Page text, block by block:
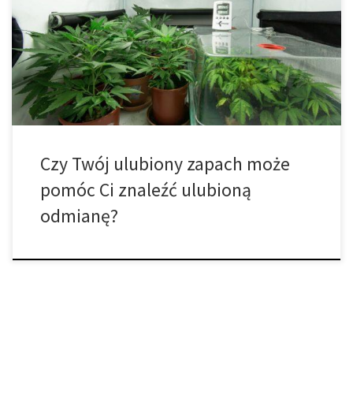
cud, jakim jest CBD, znajdują się terpeny, które również cieszą się
ogromnym zainteresowaniem. Terpeny, dla niewtajemniczonych,
to te cudowne małe związki cannabis, które nadają każdej
odmianie wyraźny smak i aromat (przyjemny lub niekoniecznie
[…]
Czy Twój ulubiony zapach może
pomóc Ci znaleźć ulubioną
odmianę?